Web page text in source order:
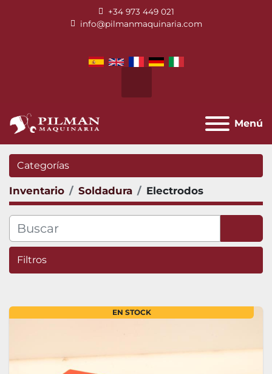
+34 973 449 021
info@pilmanmaquinaria.com
facebook
twitterinstagram
youtube
Menú
Categorías
Inventario Soldadura Electrodos
Filtros
EN STOCK